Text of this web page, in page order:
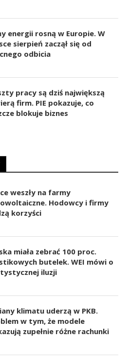
energii rosną w Europie. W
sierpień zaczął się od
odbicia
pracy są dziś największą
firm. PIE pokazuje, co
blokuje biznes
weszły na farmy
Hodowcy i firmy
korzyści
miała zebrać 100 proc.
butelek. WEI mówi o
iluzji
klimatu uderzą w PKB.
w tym, że modele
zupełnie różne rachunki